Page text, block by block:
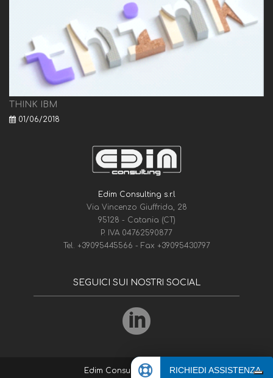
RICHIEDI ASSISTENZA
THINK IBM
01/06/2018
Edim Consulting s.r.l
Via Vincenzo Giuffrida, 28
95128 - Catania (CT)
P. IVA 04762590877
Tel. +39095445566 - Fax +39095430797
SEGUICI SUI NOSTRI SOCIAL
Edim Consulting© 1975-2026